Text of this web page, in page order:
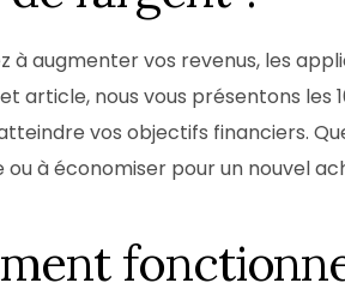
à augmenter vos revenus, les
article, nous vous présentons
vos objectifs financiers.
à économiser pour un nouvel